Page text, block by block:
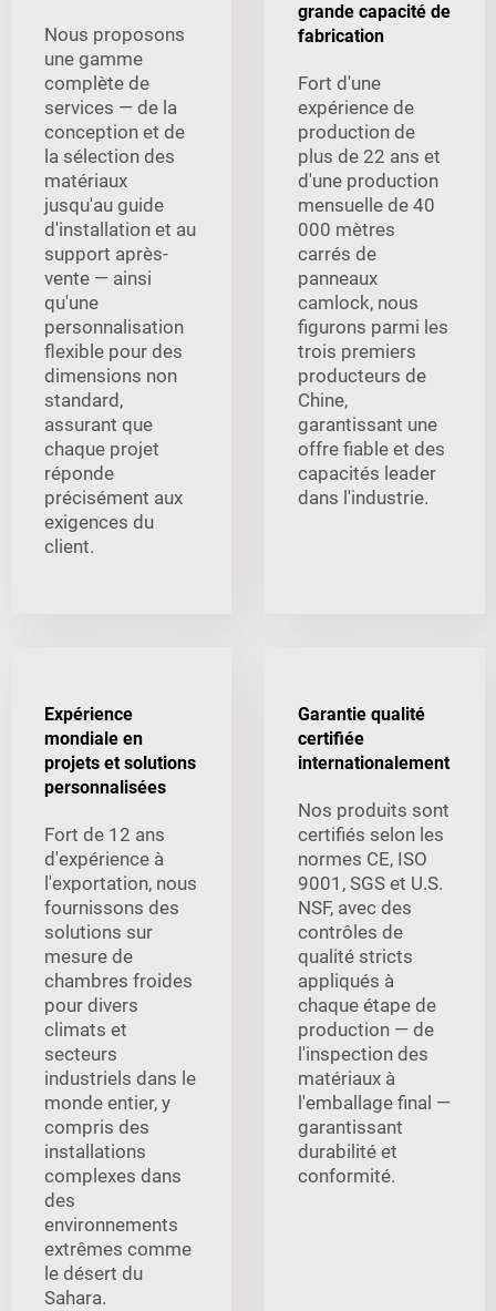
Nous proposons
une gamme
complète de
services — de la
conception et de
la sélection des
matériaux
jusqu'au guide
d'installation et au
support après-
vente — ainsi
qu'une
personnalisation
flexible pour des
dimensions non
standard,
assurant que
chaque projet
réponde
précisément aux
exigences du
client.
grande capacité de
fabrication
Fort d'une
expérience de
production de
plus de 22 ans et
d'une production
mensuelle de 40
000 mètres
carrés de
panneaux
camlock, nous
figurons parmi les
trois premiers
producteurs de
Chine,
garantissant une
offre fiable et des
capacités leader
dans l'industrie.
Expérience
mondiale en
projets et solutions
personnalisées
Fort de 12 ans
d'expérience à
l'exportation, nous
fournissons des
solutions sur
mesure de
chambres froides
pour divers
climats et
secteurs
industriels dans le
monde entier, y
compris des
installations
complexes dans
des
environnements
extrêmes comme
le désert du
Sahara.
Garantie qualité
certifiée
internationalement
Nos produits sont
certifiés selon les
normes CE, ISO
9001, SGS et U.S.
NSF, avec des
contrôles de
qualité stricts
appliqués à
chaque étape de
production — de
l'inspection des
matériaux à
l'emballage final —
garantissant
durabilité et
conformité.